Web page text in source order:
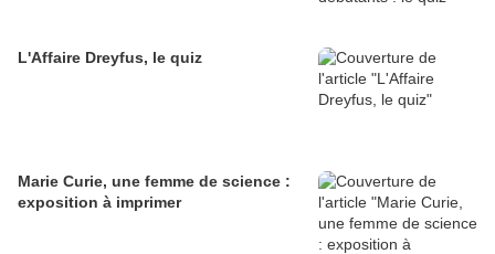
L'Affaire Dreyfus, le quiz
Marie Curie, une femme de science :
exposition à imprimer